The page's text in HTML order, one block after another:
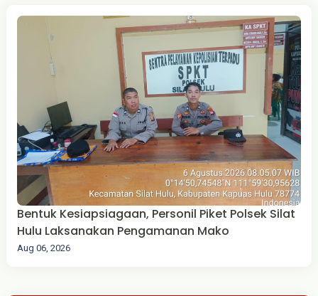
Bentuk Kesiapsiagaan, Personil Piket Polsek Silat
Hulu Laksanakan Pengamanan Mako
Aug 06, 2026